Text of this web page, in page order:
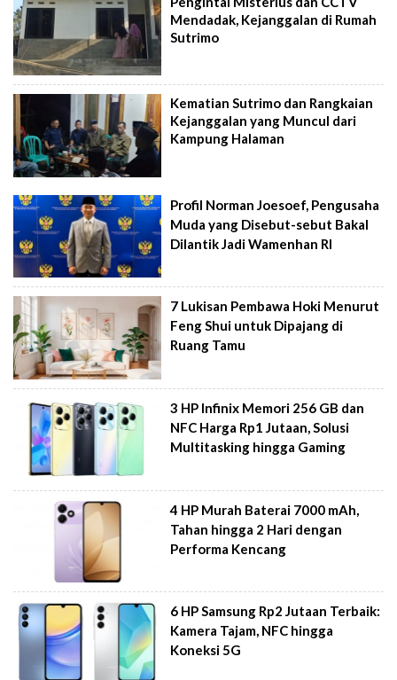
Mendadak, Kejanggalan di Rumah
Sutrimo
Kematian Sutrimo dan Rangkaian
Kejanggalan yang Muncul dari
Kampung Halaman
Profil Norman Joesoef, Pengusaha
Muda yang Disebut-sebut Bakal
Dilantik Jadi Wamenhan RI
7 Lukisan Pembawa Hoki Menurut
Feng Shui untuk Dipajang di
Ruang Tamu
3 HP Infinix Memori 256 GB dan
NFC Harga Rp1 Jutaan, Solusi
Multitasking hingga Gaming
4 HP Murah Baterai 7000 mAh,
Tahan hingga 2 Hari dengan
Performa Kencang
6 HP Samsung Rp2 Jutaan Terbaik:
Kamera Tajam, NFC hingga
Koneksi 5G